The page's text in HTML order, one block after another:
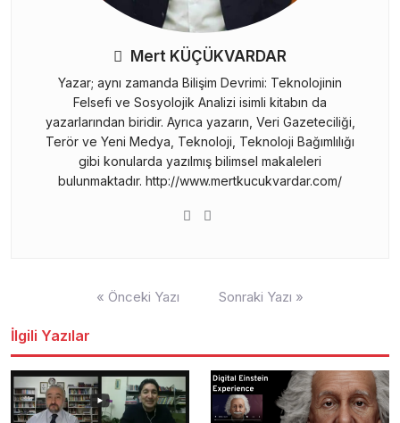
Mert KÜÇÜKVARDAR
Yazar; aynı zamanda Bilişim Devrimi: Teknolojinin
Felsefi ve Sosyolojik Analizi isimli kitabın da
yazarlarından biridir. Ayrıca yazarın, Veri Gazeteciliği,
Terör ve Yeni Medya, Teknoloji, Teknoloji Bağımlılığı
gibi konularda yazılmış bilimsel makaleleri
bulunmaktadır. http://www.mertkucukvardar.com/
« Önceki Yazı Sonraki Yazı »
İlgili Yazılar